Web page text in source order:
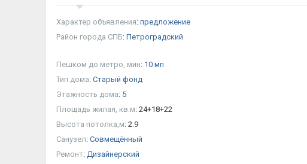
Характер объявления: предложение
Район города СПБ: Петроградский
Пешком до метро, мин: 10 мп
Тип дома: Старый фонд
Этажность дома: 5
Площадь жилая, кв.м: 24+18+22
Высота потолка,м: 2.9
Санузел: Совмещённый
Ремонт: Дизайнерский